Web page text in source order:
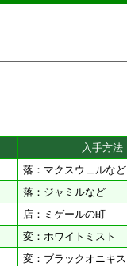
入手方法
落：マクスウェルなど
落：ジャミルなど
店：ミゲールの町
変：ホワイトミスト
変：ブラックオニキス